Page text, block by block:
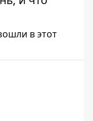
в этот